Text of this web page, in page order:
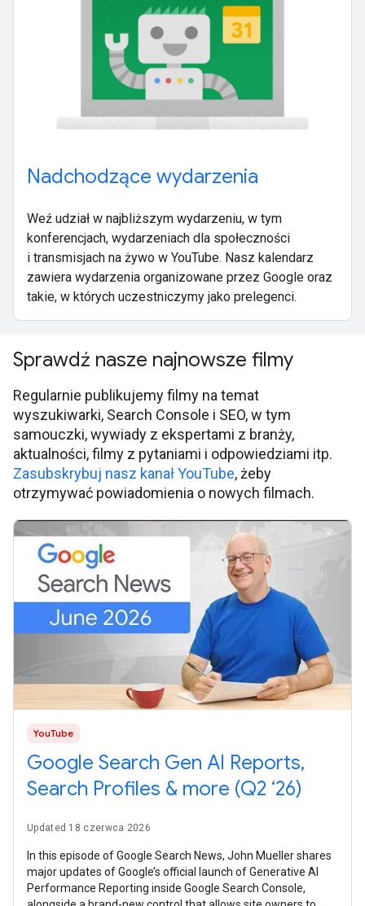
Nadchodzące wydarzenia
Weź udział w najbliższym wydarzeniu, w tym
konferencjach, wydarzeniach dla społeczności
i transmisjach na żywo w YouTube. Nasz kalendarz
zawiera wydarzenia organizowane przez Google oraz
takie, w których uczestniczymy jako prelegenci.
Sprawdź nasze najnowsze filmy
Regularnie publikujemy filmy na temat
wyszukiwarki, Search Console i SEO, w tym
samouczki, wywiady z ekspertami z branży,
aktualności, filmy z pytaniami i odpowiedziami itp.
Zasubskrybuj nasz kanał YouTube, żeby
otrzymywać powiadomienia o nowych filmach.
YouTube
Google Search Gen AI Reports,
Search Profiles & more (Q2 ‘26)
Updated 18 czerwca 2026
In this episode of Google Search News, John Mueller shares
major updates of Google’s official launch of Generative AI
Performance Reporting inside Google Search Console,